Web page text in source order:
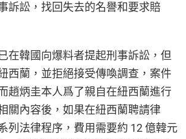
訴訟，找回失去的名譽和要求賠
在韓國向爆料者提起刑事訴訟，但
西蘭，並拒絕接受傳喚調查，案件
趙炳圭本人爲了親自在紐西蘭進行
關內容後，如果在紐西蘭聘請律
列法律程序，費用需要約 12 億韓元